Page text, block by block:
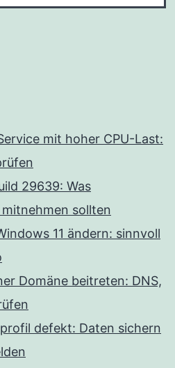
mit hoher CPU-Last:
29639: Was
sollten
11 ändern: sinnvoll
Domäne beitreten: DNS,
defekt: Daten sichern